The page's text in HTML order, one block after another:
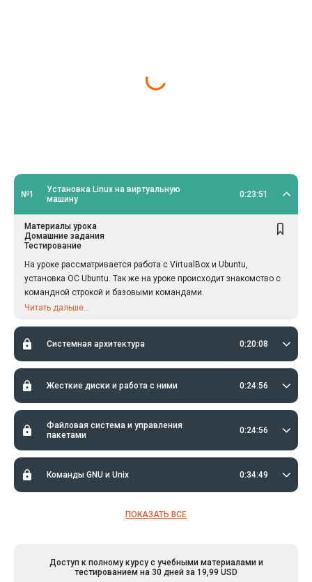
№1
Установка Linux на виртуальную
машину
0:23:51
Материалы урока
Домашние задания
Тестирование
На уроке рассматривается работа с VirtualBox и Ubuntu,
установка ОС Ubuntu. Так же на уроке происходит знакомство с
командной строкой и базовыми командами.
Читать дальше...
Системная архитектура 0:20:08
Жесткие диски и работа с ними 0:24:56
Файловая система и управления
пакетами
0:24:56
Команды GNU и Unix 0:34:49
ПОКАЗАТЬ ВСЕ
Доступ к полному курсу с учебными материалами и
тестированием на 30 дней за 19,99 USD